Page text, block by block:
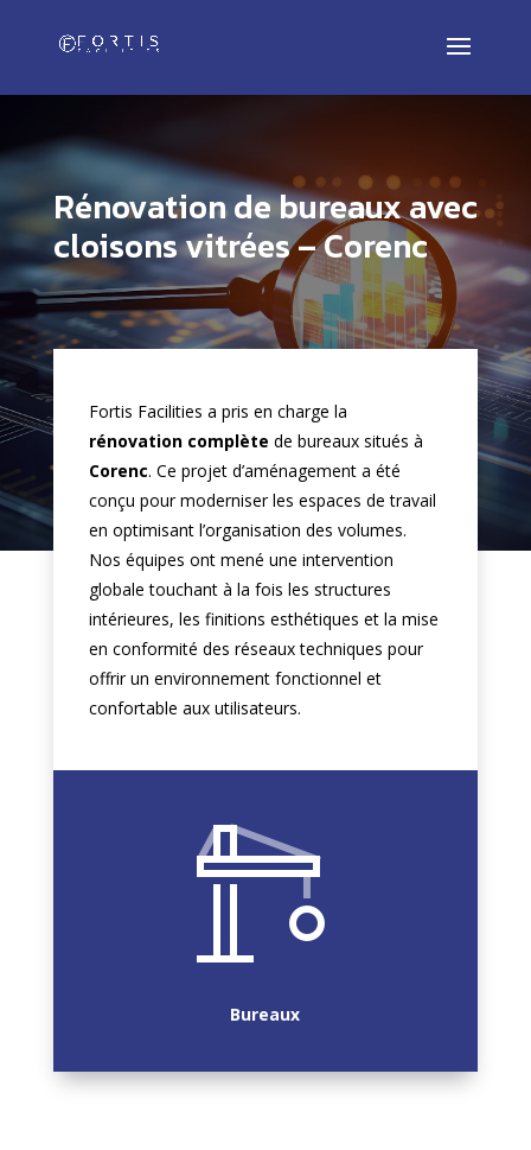
Rénovation de bureaux avec
cloisons vitrées – Corenc
Fortis Facilities a pris en charge la
rénovation complète de bureaux situés à
Corenc. Ce projet d’aménagement a été
conçu pour moderniser les espaces de travail
en optimisant l’organisation des volumes.
Nos équipes ont mené une intervention
globale touchant à la fois les structures
intérieures, les finitions esthétiques et la mise
en conformité des réseaux techniques pour
offrir un environnement fonctionnel et
confortable aux utilisateurs.
Bureaux